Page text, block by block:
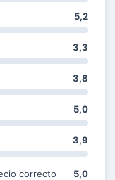
5,2
3,3
3,8
5,0
3,9
correcto 5,0